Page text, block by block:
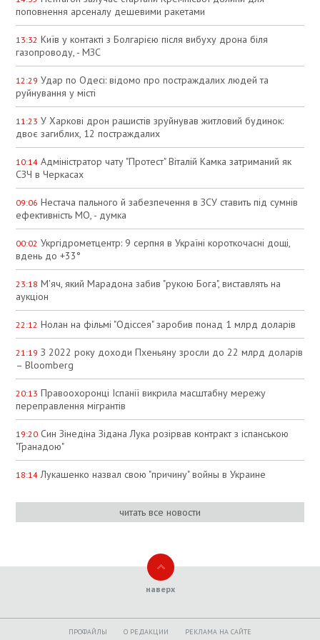
поповнення арсеналу дешевими ракетами
13:32 Київ у контакті з Болгарією після вибуху дрона біля
газопроводу, - МЗС
12:29 Удар по Одесі: відомо про постраждалих людей та
руйнування у місті
11:23 У Харкові дрон рашистів зруйнував житловий будинок:
двоє загиблих, 12 постраждалих
10:14 Адміністратор чату "Протест" Віталій Камка затриманий як
СЗЧ в Черкасах
09:06 Нестача пального й забезпечення в ЗСУ ставить під сумнів
ефективність МО, - думка
00:02 Укргідрометцентр: 9 серпня в Україні короткочасні дощі,
вдень до +33°
23:18 М'яч, який Марадона забив "рукою Бога", виставлять на
аукціон
22:12 Нолан на фільмі "Одіссея" заробив понад 1 млрд доларів
21:19 З 2022 року доходи Пхеньяну зросли до 22 млрд доларів
– Bloomberg
20:13 Правоохоронці Іспанії викрила масштабну мережу
переправлення мігрантів
19:20 Син Зінедіна Зідана Лука розірвав контракт з іспанською
"Гранадою"
18:14 Лукашенко назвал свою "причину" войны в Украине
читать все новости
наверх
ПРОФАЙЛЫ O РЕДАКЦИИ
РЕКЛАМА НА САЙТЕ